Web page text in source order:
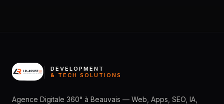
DEVELOPMENT
& TECH SOLUTIONS
Agence Digitale 360° à Beauvais — Web, Apps, SEO, IA,